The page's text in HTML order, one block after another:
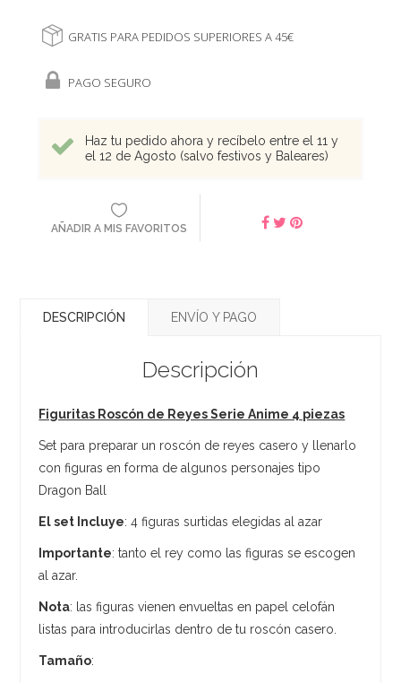
GRATIS PARA PEDIDOS SUPERIORES A 45€
PAGO SEGURO
Haz tu pedido ahora y recíbelo entre el 11 y
el 12 de Agosto (salvo festivos y Baleares)
AÑADIR A MIS FAVORITOS
DESCRIPCIÓN ENVÍO Y PAGO
Descripción
Figuritas Roscón de Reyes Serie Anime 4 piezas
Set para preparar un roscón de reyes casero y llenarlo
con figuras en forma de algunos personajes tipo
Dragon Ball
El set Incluye: 4 figuras surtidas elegidas al azar
Importante: tanto el rey como las figuras se escogen
al azar.
Nota: las figuras vienen envueltas en papel celofán
listas para introducirlas dentro de tu roscón casero.
Tamaño: